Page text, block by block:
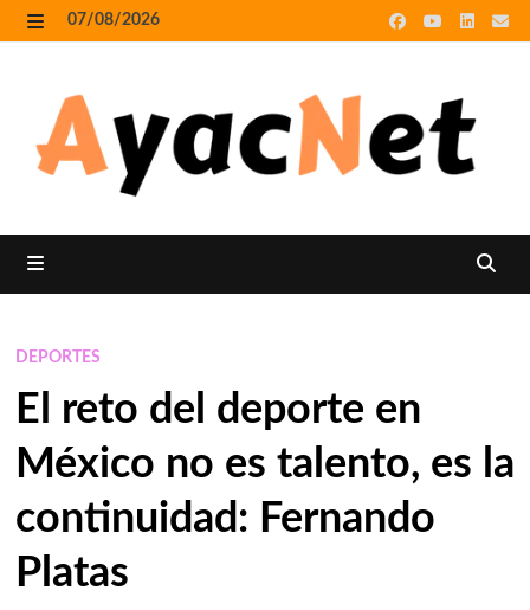
Skip
to
07/08/2026
DEPORTES
El reto del deporte en
México no es talento, es la
continuidad: Fernando
Platas